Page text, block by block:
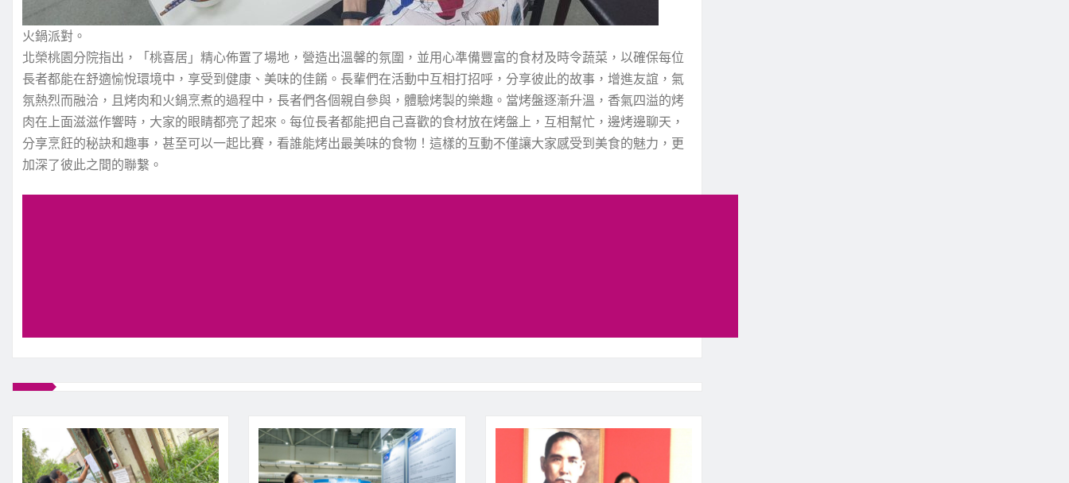
火鍋派對。
北榮桃園分院指出，「桃喜居」精心佈置了場地，營造出溫馨的氛圍，並用心準備豐富的食材及時令蔬菜，以確保每位
長者都能在舒適愉悅環境中，享受到健康、美味的佳餚。長輩們在活動中互相打招呼，分享彼此的故事，增進友誼，氣
氛熱烈而融洽，且烤肉和火鍋烹煮的過程中，長者們各個親自參與，體驗烤製的樂趣。當烤盤逐漸升溫，香氣四溢的烤
肉在上面滋滋作響時，大家的眼睛都亮了起來。每位長者都能把自己喜歡的食材放在烤盤上，互相幫忙，邊烤邊聊天，
分享烹飪的秘訣和趣事，甚至可以一起比賽，看誰能烤出最美味的食物！這樣的互動不僅讓大家感受到美食的魅力，更
加深了彼此之間的聯繫。